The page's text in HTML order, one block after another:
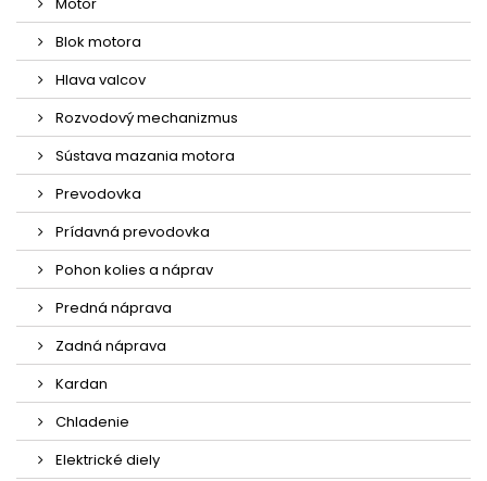
Blok motora
Hlava valcov
Rozvodový mechanizmus
Sústava mazania motora
Prevodovka
Prídavná prevodovka
Pohon kolies a náprav
Predná náprava
Zadná náprava
Kardan
Chladenie
Elektrické diely